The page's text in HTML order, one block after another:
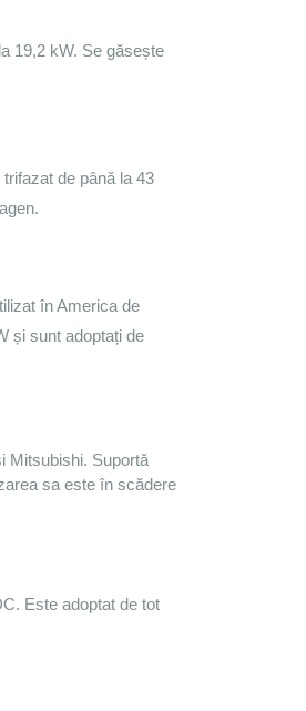
19,2 kW. Se găsește
de până la 43
în America de
și sunt adoptați de
Mitsubishi. Suportă
sa este în scădere
Este adoptat de tot